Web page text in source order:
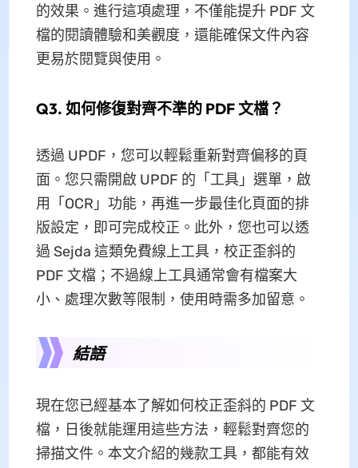
的效果。進行這項處理，不僅能提升 PDF 文
檔的閱讀體驗和美觀度，還能確保文件內容
更易於閱覽與使用。
Q3. 如何修復對齊不準的 PDF 文檔？
透過 UPDF，您可以輕鬆重新對齊偏移的頁
面。您只需開啟 UPDF 的「工具」選單，啟
用「OCR」功能，再進一步最佳化頁面的排
版設定，即可完成校正。此外，您也可以透
過 Sejda 這類免費線上工具，校正歪斜的
PDF 文檔；不過線上工具通常會有檔案大
小、處理次數等限制，使用時需多加留意。
結語
現在您已經基本了解如何校正歪斜的 PDF 文
檔，日後就能運用這些方法，輕鬆對齊您的
掃描文件。本文介紹的幾款工具，都能有效